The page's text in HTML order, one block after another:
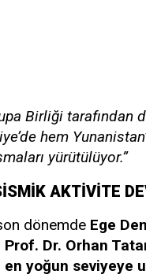
Birliği tarafından
hem
yürütülüyor.”
AKTİVİTE
dönemde Ege
Prof. Dr. Orhan
yoğun seviyeye